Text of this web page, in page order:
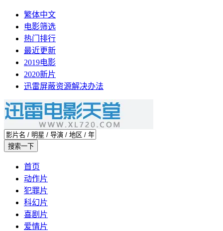
繁体中文
电影筛选
热门排行
最近更新
2019电影
2020新片
迅雷屏蔽资源解决办法
首页
动作片
犯罪片
科幻片
喜剧片
爱情片